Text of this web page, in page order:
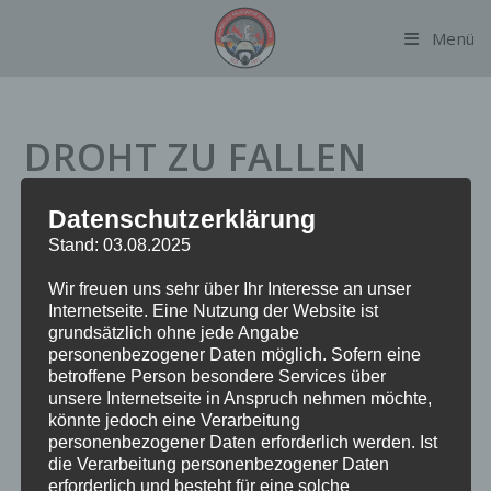
Menü
DROHT ZU FALLEN
Datum: 8. August 2023 um 17:47 Uhr
Einsatzort:Halifaxweg
Fahrzeuge:FF Alsterdorf
Weitere Kräfte:Polizei
Einsatzbericht:
An der Einsatzstelle waren Teile eines Ast bereits auf einen
Datenschutzerklärung
Stand: 03.08.2025
Wir freuen uns sehr über Ihr Interesse an unser
Internetseite. Eine Nutzung der Website ist
grundsätzlich ohne jede Angabe
personenbezogener Daten möglich. Sofern eine
betroffene Person besondere Services über
unsere Internetseite in Anspruch nehmen möchte,
könnte jedoch eine Verarbeitung
personenbezogener Daten erforderlich werden. Ist
die Verarbeitung personenbezogener Daten
erforderlich und besteht für eine solche